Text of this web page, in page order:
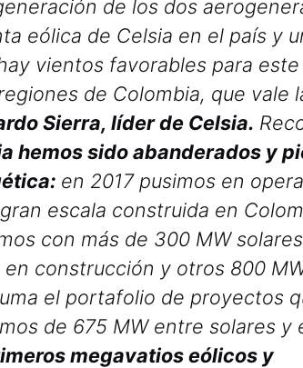
de los dos
eólica de Celsia en el país y
vientos favorables para
de Colombia, que vale
Sierra, líder de Celsia.
hemos sido abanderados y
en 2017 pusimos en
escala construida en
con más de 300 MW
construcción y otros 800
el portafolio de proyectos
de 675 MW entre solares y
megavatios eólicos y